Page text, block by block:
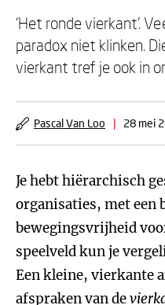
‘Het ronde vierkant’.
paradox niet klinken.
vierkant tref je ook in
Pascal Van Loo | 28 mei
Je hebt hiërarchisch
organisaties, met een
bewegingsvrijheid
speelveld kun je
Een kleine, vierkante
afspraken van de